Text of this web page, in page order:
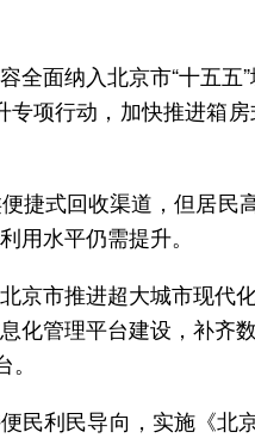
全面纳入北京市“十五
项行动，加快推进箱
捷式回收渠道，但居民
用水平仍需提升。
市推进超大城市现代
化管理平台建设，补
民利民导向，实施《